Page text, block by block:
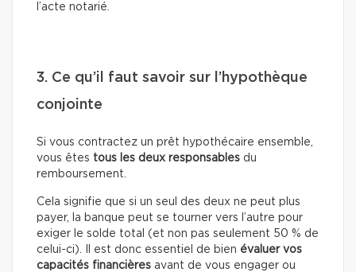
l’acte notarié.
3. Ce qu’il faut savoir sur l’hypothèque
conjointe
Si vous contractez un prêt hypothécaire ensemble,
vous êtes tous les deux responsables du
remboursement.
Cela signifie que si un seul des deux ne peut plus
payer, la banque peut se tourner vers l’autre pour
exiger le solde total (et non pas seulement 50 % de
celui-ci). Il est donc essentiel de bien évaluer vos
capacités financières avant de vous engager ou